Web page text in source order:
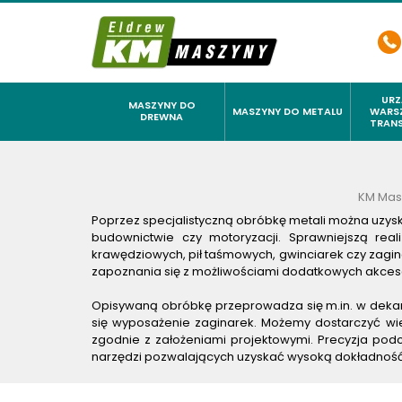
MASZYNY DO
DREWNA
OKLEINIARKI PROSTOLINIOWE
PILARKO FREZARKI
PIŁY I PILARKI FORMATOWE Z PODCINAKIEM
PIŁY PIONOWE
PIŁY STOŁOWE I HEBLARKI
MASZYNY DO METALU
FREZARKI DO KRAWĘDZI I
FREZARKI KONWENCJONALNE
GIĘTARKI DO METALU
GILOTYNY DO BLACHY
GILOTYNY DO STALI
GWINCIARKI ELEKTRYCZNE
IMADŁA MASZYNOWE PRECYZYJNE
KM
Poprzez specjalistyczną obróbkę metali można
budownictwie czy motoryzacji. Sprawniejszą
krawędziowych, pił taśmowych, gwinciarek czy
zapoznania się z możliwościami dodatkowych
Opisywaną obróbkę przeprowadza się m.in. w
się wyposażenie zaginarek. Możemy dostarczyć
zgodnie z założeniami projektowymi. Precyzja
narzędzi pozwalających uzyskać wysoką